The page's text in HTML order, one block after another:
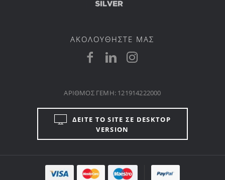
ΑΚΟΛΟΥΘΗΣΤΕ ΜΑΣ
ΔΕΙΤΕ ΤΟ SITE ΣΕ DESKTOP
VERSION
ΑΡΙΘΜΟΣ ΓΕΜΗ: 121914222000